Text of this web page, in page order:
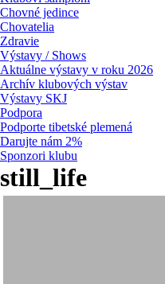
Chovné jedince
Chovatelia
Zdravie
Výstavy / Shows
Aktuálne výstavy v roku 2026
Archív klubových výstav
Výstavy SKJ
Podpora
Podporte tibetské plemená
Darujte nám 2%
Sponzori klubu
still_life